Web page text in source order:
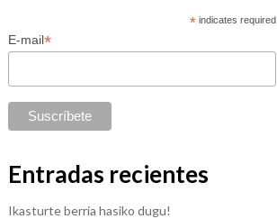
*indicates required
E-mail*
Entradas recientes
Ikasturte berria hasiko dugu!